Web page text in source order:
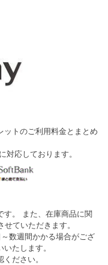
ットのご利用料金とまとめ
応しております。
す。 また、在庫商品に関
ていただきます。
数週間かかる場合がござ
たします。
ださい。